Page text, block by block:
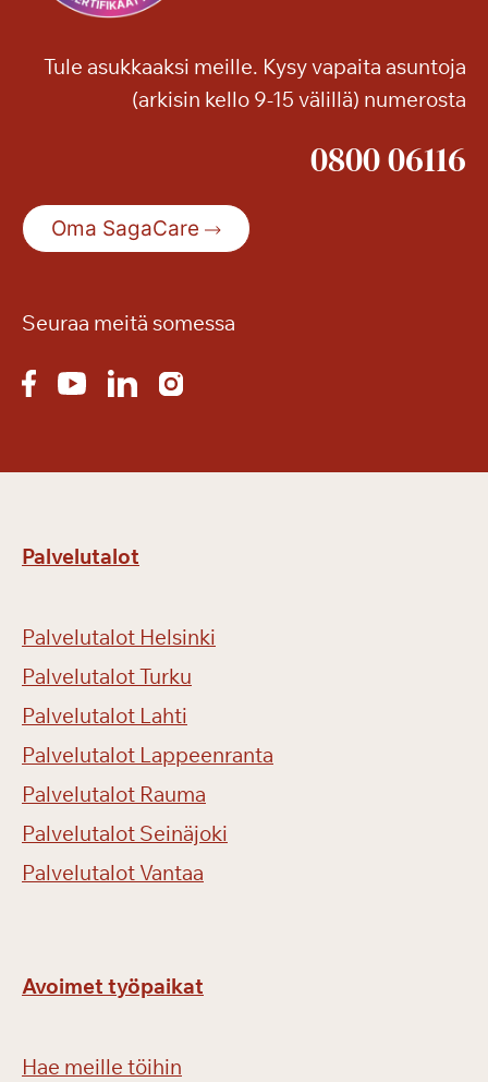
Tule asukkaaksi meille. Kysy vapaita asuntoja
(arkisin kello 9-15 välillä) numerosta
0800 06116
Oma SagaCare
Seuraa meitä somessa
Palvelutalot
Palvelutalot Helsinki
Palvelutalot Turku
Palvelutalot Lahti
Palvelutalot Lappeenranta
Palvelutalot Rauma
Palvelutalot Seinäjoki
Palvelutalot Vantaa
Avoimet työpaikat
Hae meille töihin